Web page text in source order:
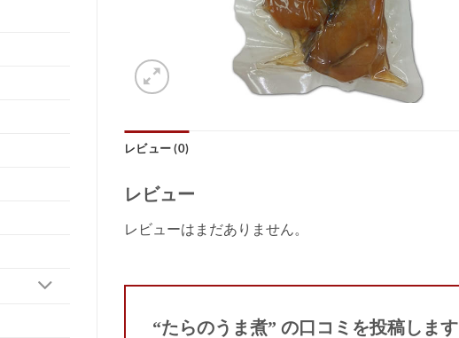
レビュー (0)
レビュー
レビューはまだありません。
“たらのうま煮” の口コミを投稿します